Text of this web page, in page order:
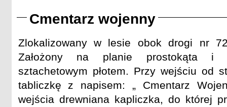
Cmentarz wojenny
Zlokalizowany w lesie obok drogi nr
Założony na planie prostokąta i
sztachetowym płotem. Przy wejściu od
tabliczkę z napisem: „ Cmentarz
wejścia drewniana kapliczka, do której